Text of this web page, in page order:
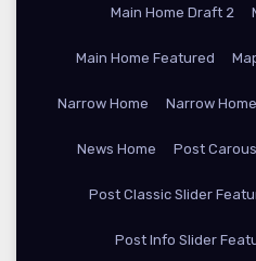
Main Home Draft 2
Main Home Featured
Narrow Home Narrow
News Home Post
Post Classic Slider
Post Info Slider